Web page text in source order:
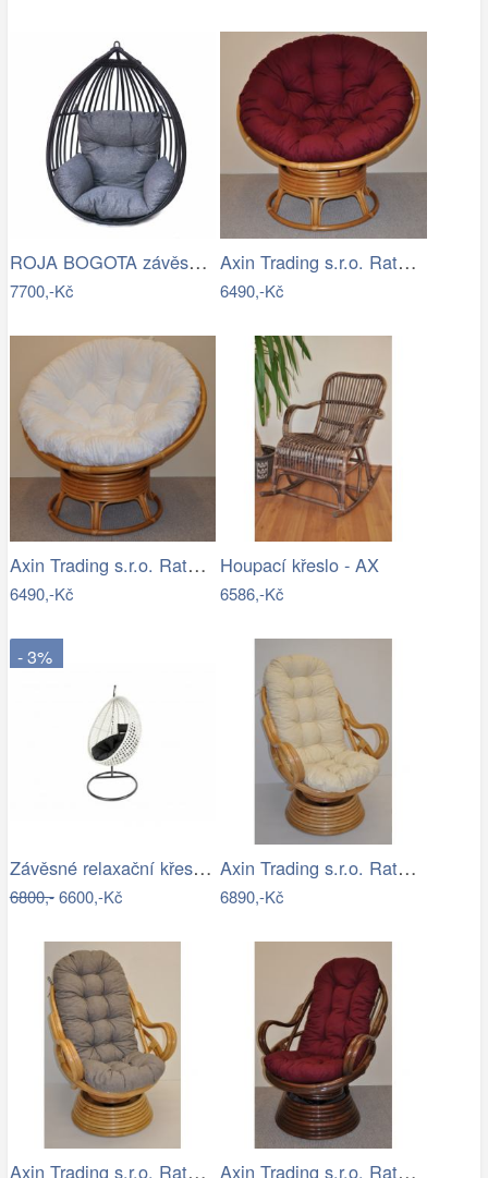
ROJA BOGOTA závěsné křeslo - bez…
7700,-Kč
Axin Trading s.r.o. Ratanový papasan…
6490,-Kč
Axin Trading s.r.o. Ratanový papasan…
6490,-Kč
Houpací křeslo - AX
6586,-Kč
- 3%
Závěsné relaxační křeslo CANDY
6800,-6600,-Kč
Axin Trading s.r.o. Ratanové houpací…
6890,-Kč
Axin Trading s.r.o. Ratanové houpací… Axin Trading s.r.o. Ratanové houpací…